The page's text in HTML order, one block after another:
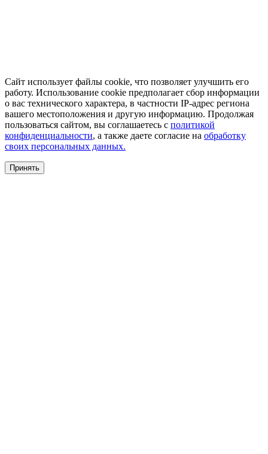
Сайт использует файлы cookie, что позволяет улучшить его
работу. Использование cookie предполагает сбор информации
о вас технического характера, в частности IP-адрес региона
вашего местоположения и другую информацию. Продолжая
пользоваться сайтом, вы соглашаетесь с политикой
конфиденциальности, а также даете согласие на обработку
своих персональных данных.
Принять